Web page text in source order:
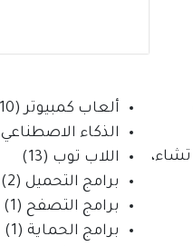
ألعاب كمبيوتر(10)
الذكاء الاصطناعي
اللاب توب (13)
برامج التحميل (2)
برامج التصفح (1)
برامج الحماية (1)